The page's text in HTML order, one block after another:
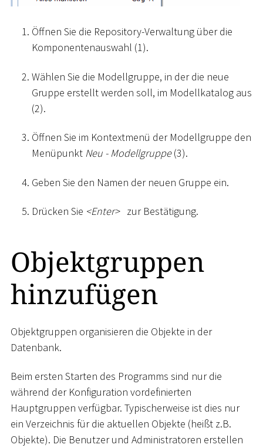
Öffnen Sie die Repository-Verwaltung über die
Komponentenauswahl (1).
Wählen Sie die Modellgruppe, in der die neue
Gruppe erstellt werden soll, im Modellkatalog aus
(2).
Öffnen Sie im Kontextmenü der Modellgruppe den
Menüpunkt Neu - Modellgruppe(3).
Geben Sie den Namen der neuen Gruppe ein.
Drücken Sie <Enter> zur Bestätigung.
Objektgruppen
hinzufügen
Objektgruppen organisieren die Objekte in der
Datenbank.
Beim ersten Starten des Programms sind nur die
während der Konfiguration vordefinierten
Hauptgruppen verfügbar. Typischerweise ist dies nur
ein Verzeichnis für die aktuellen Objekte (heißt z.B.
Objekte). Die Benutzer und Administratoren erstellen